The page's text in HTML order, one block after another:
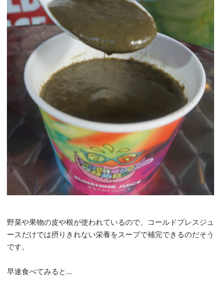
野菜や果物の皮や根が使われているので、コールドプレスジュ
ースだけでは摂りきれない栄養をスープで補完できるのだそう
です。
早速食べてみると…